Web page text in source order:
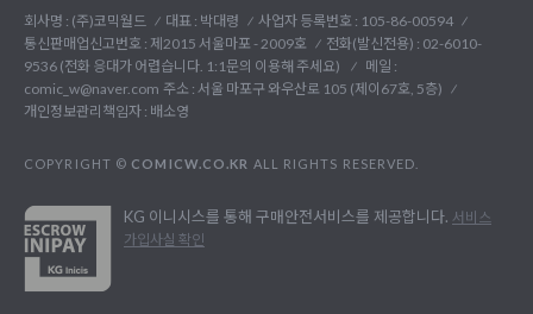
회사명 : (주)코믹월드 대표 : 박대령
사업자 등록번호 : 105-86-00594
통신판매업신고번호 : 제2015 서울마포 - 2009호
전화(발신전용) : 02-6010-
9536 (전화 응대가 어렵습니다. 1:1문의 이용해 주세요)
메일 :
comic_w@naver.com 주소 : 서울 마포구 와우산로 105 (제이67호, 5층)
개인정보관리책임자 : 배소영
COPYRIGHT © COMICW.CO.KR ALL RIGHTS RESERVED.
KG 이니시스를 통해 구매안전서비스를 제공합니다. 서비스
가입사실 확인